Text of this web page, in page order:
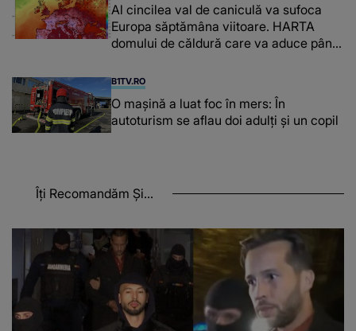
Al cincilea val de caniculă va sufoca
Europa săptămâna viitoare. HARTA
domului de căldură care va aduce până
B1TV.RO
O maşină a luat foc în mers: În
autoturism se aflau doi adulți și un copil
Îți Recomandăm Și...